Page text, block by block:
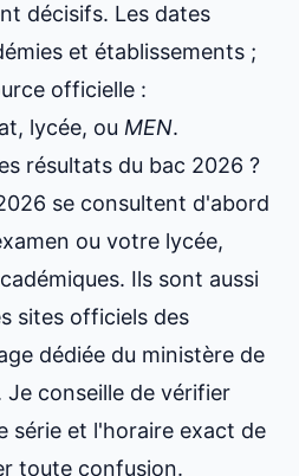
décisifs. Les dates
et établissements ;
officielle :
lycée, ou MEN.
résultats du bac 2026 ?
se consultent d'abord
ou votre lycée,
Ils sont aussi
sites officiels des
dédiée du ministère de
conseille de vérifier
série et l'horaire exact de
toute confusion.